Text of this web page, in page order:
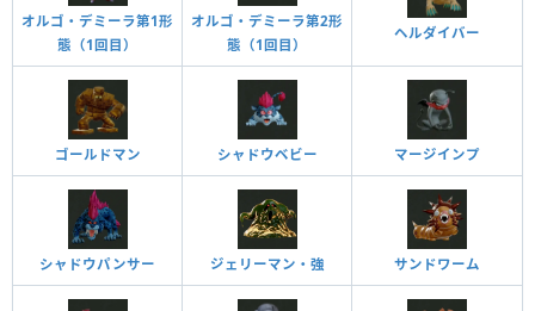
オルゴ・デミーラ第1形
態（1回目）
オルゴ・デミーラ第2形
態（1回目）
ヘルダイバー
ゴールドマン シャドウベビー マージインプ
シャドウパンサー ジェリーマン・強 サンドワーム